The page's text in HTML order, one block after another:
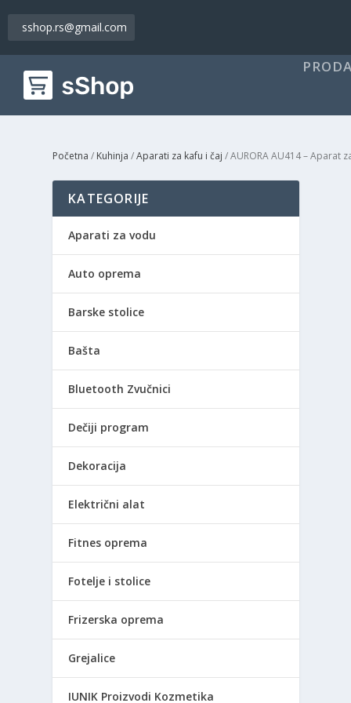
sshop.rs@gmail.com
Početna / Kuhinja /Aparati za kafu i čaj / AURORA AU414 – Aparat
KATEGORIJE
Aparati za vodu
Auto oprema
Barske stolice
Bašta
Bluetooth Zvučnici
Dečiji program
Dekoracija
Električni alat
Fitnes oprema
Fotelje i stolice
Frizerska oprema
Grejalice
IUNIK Proizvodi Kozmetika